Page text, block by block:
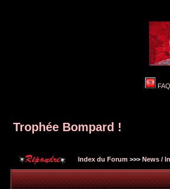
FAQ
Trophée Bompard !
Index du Forum >>> News /